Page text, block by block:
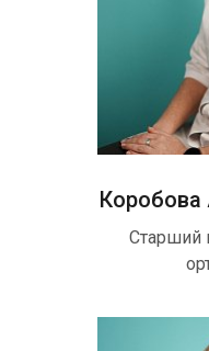
Коробова
Старший